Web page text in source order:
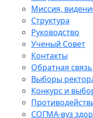
Миссия,
Структура
Руководство
Ученый Совет
Контакты
Обратная связь
Выборы
Конкурс и
СОГМА-вуз